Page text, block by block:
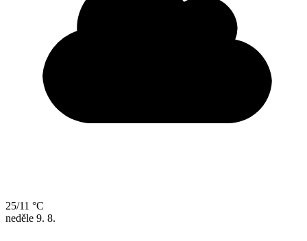
25/11 °C
neděle 9. 8.